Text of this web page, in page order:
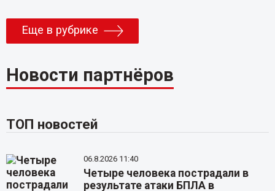
Еще в рубрике
Новости партнёров
ТОП новостей
06.8.2026 11:40
Четыре человека пострадали в
результате атаки БПЛА в